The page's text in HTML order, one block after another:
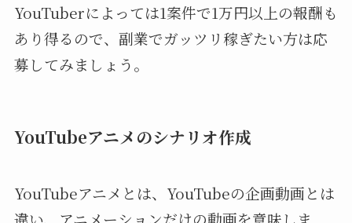
YouTuberによっては1案件で1万円以上の報酬も
あり得るので、副業でガッツリ稼ぎたい方は応
募してみましょう。
YouTubeアニメのシナリオ作成
YouTubeアニメとは、YouTubeの企画動画とは
違い、アニメーションだけの動画を意味しま